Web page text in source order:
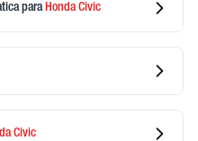
para HondaCivic
Civic